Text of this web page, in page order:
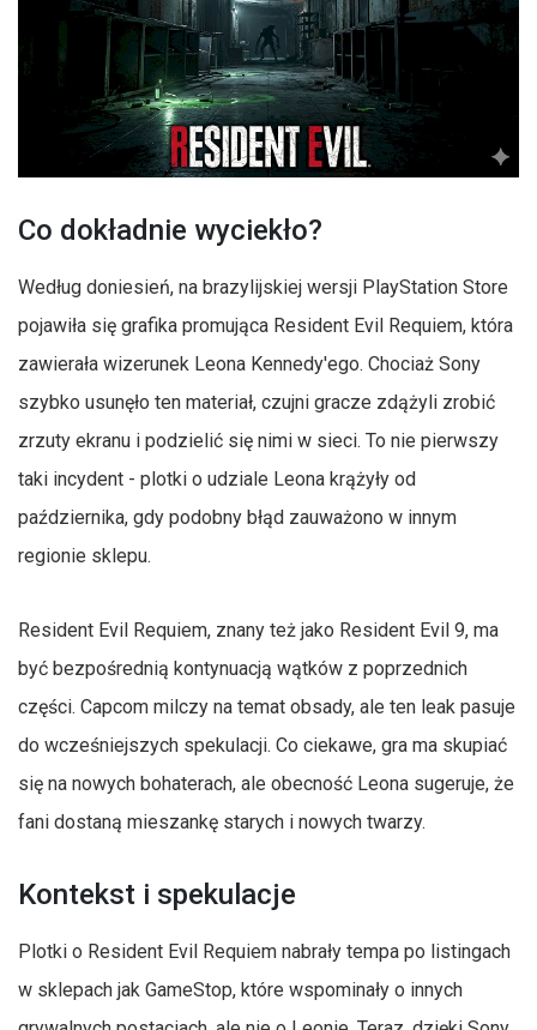
Co dokładnie wyciekło?
Według doniesień, na brazylijskiej wersji PlayStation Store
pojawiła się grafika promująca Resident Evil Requiem, która
zawierała wizerunek Leona Kennedy'ego. Chociaż Sony
szybko usunęło ten materiał, czujni gracze zdążyli zrobić
zrzuty ekranu i podzielić się nimi w sieci. To nie pierwszy
taki incydent - plotki o udziale Leona krążyły od
października, gdy podobny błąd zauważono w innym
regionie sklepu.
Resident Evil Requiem, znany też jako Resident Evil 9, ma
być bezpośrednią kontynuacją wątków z poprzednich
części. Capcom milczy na temat obsady, ale ten leak pasuje
do wcześniejszych spekulacji. Co ciekawe, gra ma skupiać
się na nowych bohaterach, ale obecność Leona sugeruje, że
fani dostaną mieszankę starych i nowych twarzy.
Kontekst i spekulacje
Plotki o Resident Evil Requiem nabrały tempa po listingach
w sklepach jak GameStop, które wspominały o innych